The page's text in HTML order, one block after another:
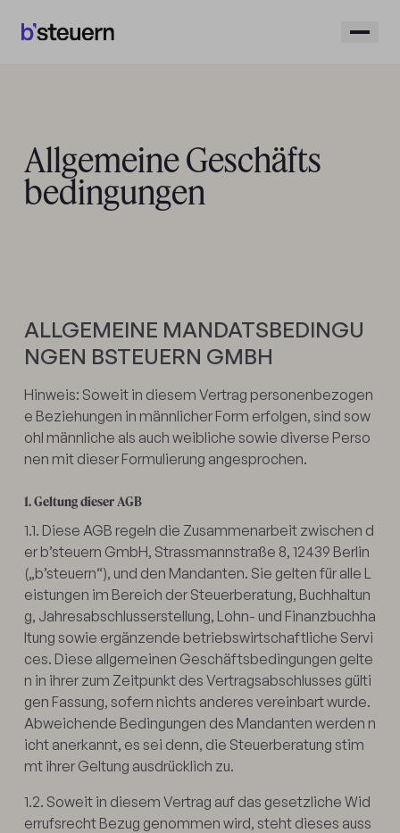
Allgemeine Geschäfts
bedingungen
ALLGEMEINE MANDATSBEDINGU
NGEN BSTEUERN GMBH
Hinweis: Soweit in diesem Vertrag personenbezogen
e Beziehungen in männlicher Form erfolgen, sind sow
ohl männliche als auch weibliche sowie diverse Perso
nen mit dieser Formulierung angesprochen.
1. Geltung dieser AGB
1.1. Diese AGB regeln die Zusammenarbeit zwischen d
er b’steuern GmbH, Strassmannstraße 8, 12439 Berlin
(„b’steuern“), und den Mandanten. Sie gelten für alle L
eistungen im Bereich der Steuerberatung, Buchhaltun
g, Jahresabschlusserstellung, Lohn- und Finanzbuchha
ltung sowie ergänzende betriebswirtschaftliche Servi
ces. Diese allgemeinen Geschäftsbedingungen gelte
n in ihrer zum Zeitpunkt des Vertragsabschlusses gülti
gen Fassung, sofern nichts anderes vereinbart wurde.
Abweichende Bedingungen des Mandanten werden n
icht anerkannt, es sei denn, die Steuerberatung stim
mt ihrer Geltung ausdrücklich zu.
1.2. Soweit in diesem Vertrag auf das gesetzliche Wid
errufsrecht Bezug genommen wird, steht dieses auss